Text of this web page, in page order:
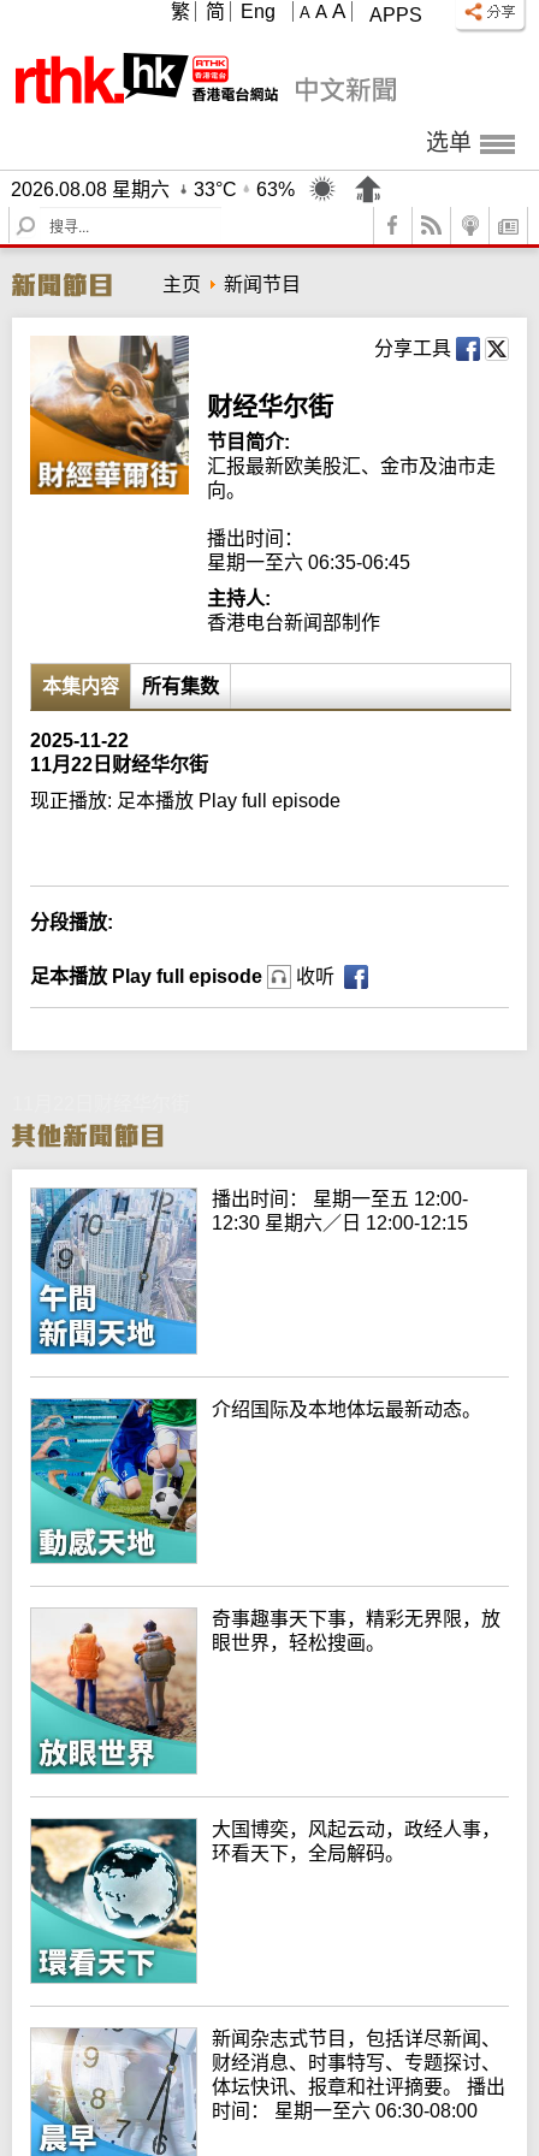
APPS
A A A
繁 简 Eng
选单
2026.08.08 星期六 33°C
63%
S
e
r
c
h
主页 新闻节目
分享工具
财经华尔街
节目简介:
汇报最新欧美股汇、金市及油市走
向。
播出时间：
星期一至六 06:35-06:45
主持人:
香港电台新闻部制作
本集内容 所有集数
2025-11-22
11月22日财经华尔街
现正播放: 足本播放 Play full episode
分段播放:
足本播放 Play full episode 收听
播出时间： 星期一至五 12:00-
12:30 星期六／日 12:00-12:15
介绍国际及本地体坛最新动态。
奇事趣事天下事，精彩无界限，放
眼世界，轻松搜画。
大国博奕，风起云动，政经人事，
环看天下，全局解码。
新闻杂志式节目，包括详尽新闻、
财经消息、时事特写、专题探讨、
体坛快讯、报章和社评摘要。 播出
时间： 星期一至六 06:30-08:00